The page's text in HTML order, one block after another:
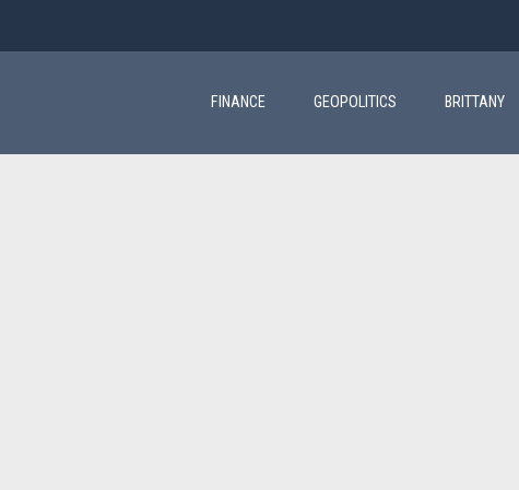
navigation
FINANCE GEOPOLITICS BRITTANY